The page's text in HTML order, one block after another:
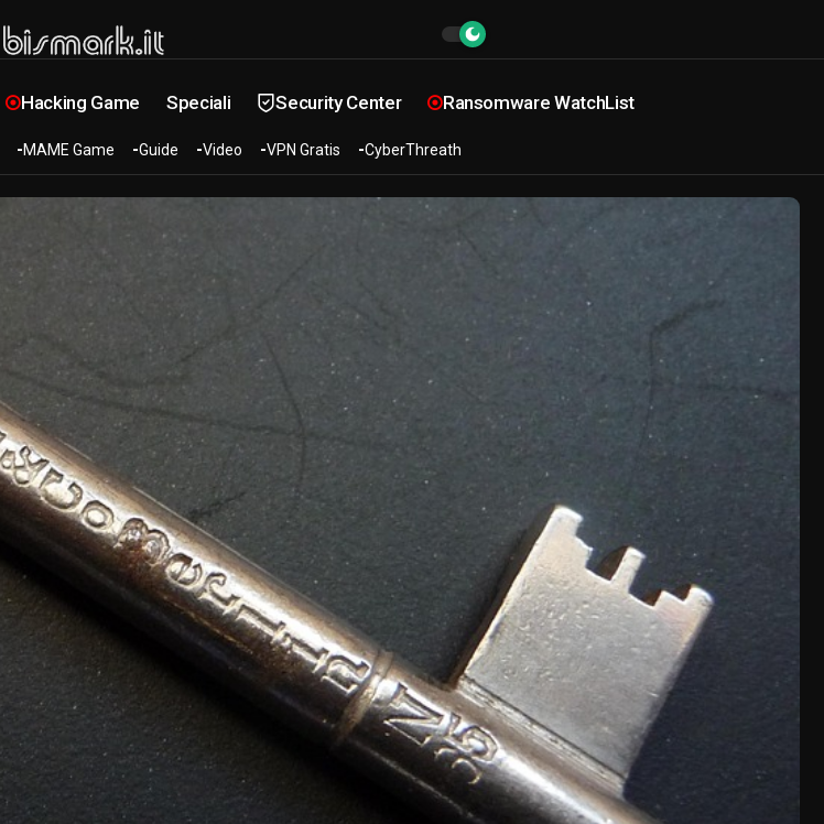
Hacking Game Speciali Security Center Ransomware WatchList
MAME Game Guide Video VPN Gratis CyberThreath